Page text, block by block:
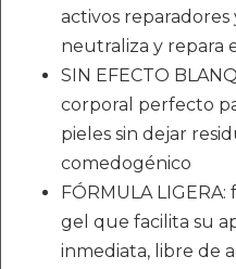
activos
neutraliza y repara
SIN EFECTO
corporal perfecto
pieles sin dejar
comedogénico
FÓRMULA
gel que facilita su
inmediata, libre de